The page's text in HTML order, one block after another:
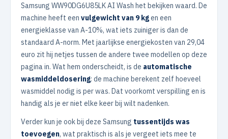
Samsung WW90DG6U85LK AI Wash het bekijken waard. De
machine heeft een vulgewicht van 9 kgen een
energieklasse van A-10%, wat iets zuiniger is dan de
standaard A-norm. Met jaarlijkse energiekosten van 29,04
euro zit hij netjes tussen de andere twee modellen op deze
pagina in. Wat hem onderscheidt, is de automatische
wasmiddeldosering: de machine berekent zelf hoeveel
wasmiddel nodig is per was. Dat voorkomt verspilling en is
handig als je er niet elke keer bij wilt nadenken.
Verder kun je ook bij deze Samsung tussentijds was
toevoegen, wat praktisch is als je vergeet iets mee te